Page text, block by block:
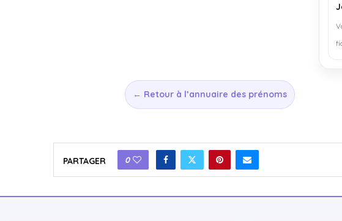
← Retour à l’annuaire des prénoms
PARTAGER 0